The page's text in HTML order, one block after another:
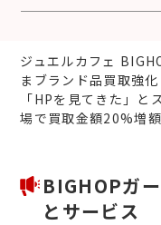
ジュエルカフェ
まブランド品買取強
「HPを見てきた」と
場で買取金額20%増
BIGHOPガ
とサービス